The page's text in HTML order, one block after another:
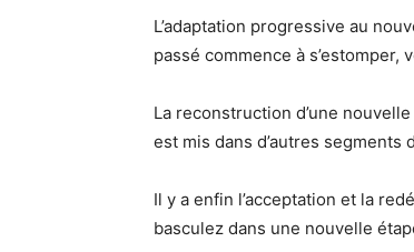
L’adaptation progressive au
passé commence à s’estomper,
La reconstruction d’une
est mis dans d’autres segments
Il y a enfin l’acceptation et la
basculez dans une nouvelle